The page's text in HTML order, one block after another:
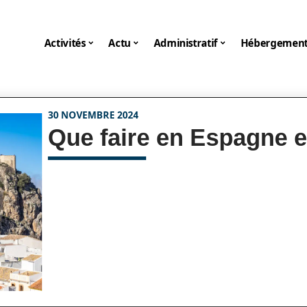
Activités Actu Administratif
30 NOVEMBRE 2024
Que faire en Espagne